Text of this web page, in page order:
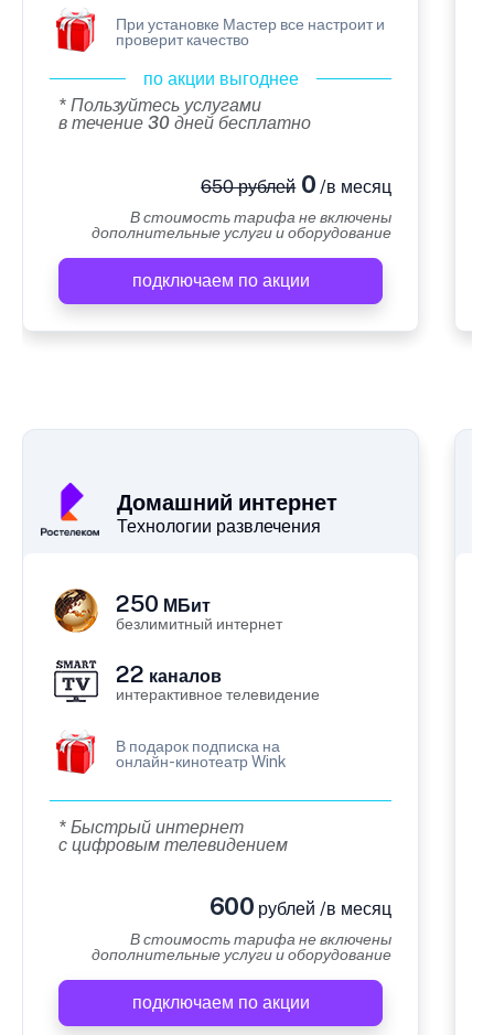
При установке Мастер все настроит и
проверит качество
по акции выгоднее
* Пользуйтесь услугами
в течение 30 дней бесплатно
650 рублей0 /в месяц
В стоимость тарифа не включены
дополнительные услуги и оборудование
подключаем по акции
Домашний интернет
Технологии развлечения
250 МБит
безлимитный интернет
22 каналов
интерактивное телевидение
В подарок подписка на
онлайн-кинотеатр Wink
* Быстрый интернет
с цифровым телевидением
600 рублей /в месяц
В стоимость тарифа не включены
дополнительные услуги и оборудование
подключаем по акции